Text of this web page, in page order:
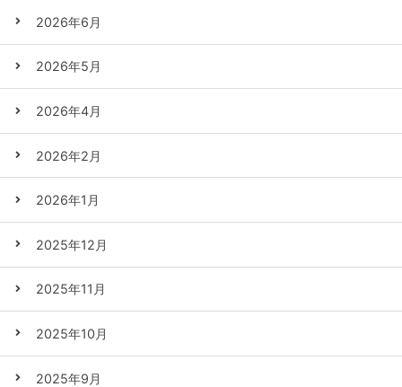
2026年6月
2026年5月
2026年4月
2026年2月
2026年1月
2025年12月
2025年11月
2025年10月
2025年9月